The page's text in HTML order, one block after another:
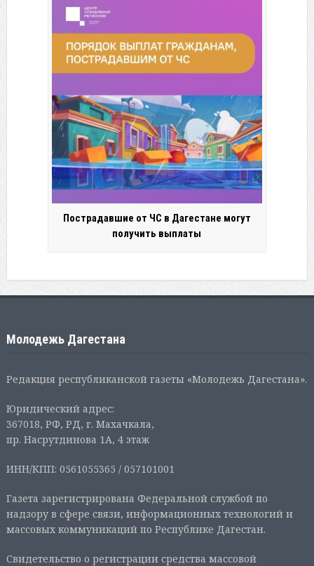
Пострадавшие от ЧС в Дагестане могут
получить выплаты
Молодежь Дагестана
Редакция республиканской газеты «Молодежь Дагестана».
Юридический адрес:
367018, РФ, РД, г. Махачкала,
пр. Насрутдинова 1А, 4 этаж
ИНН/КПП: 0561055365 / 057101001
Газета зарегистрирована Федеральной службой по
надзору в сфере связи, информационных технологий и
массовых коммуникаций по Республике Дагестан.
Свидетельство о регистрации средства массовой